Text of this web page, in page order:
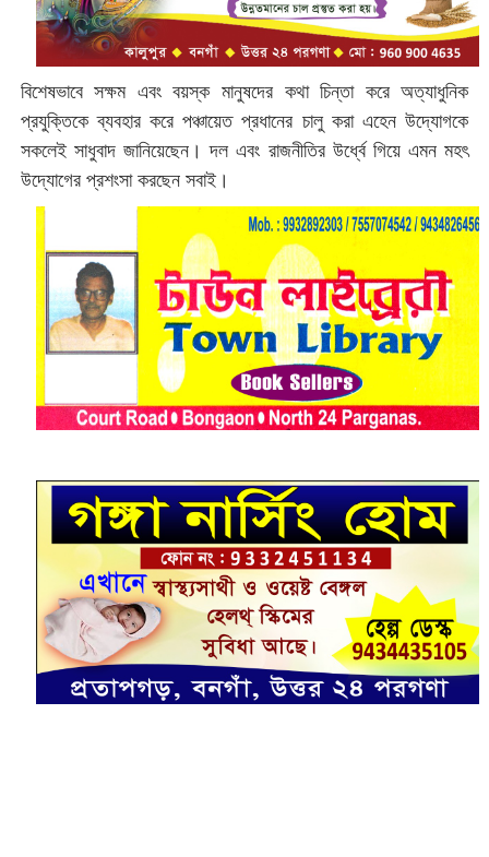
বিশেষভাবে সক্ষম এবং বয়স্ক মানুষদের কথা চিন্তা করে অত্যাধুনিক
প্রযুক্তিকে ব্যবহার করে পঞ্চায়েত প্রধানের চালু করা এহেন উদ্যোগকে
সকলেই সাধুবাদ জানিয়েছেন। দল এবং রাজনীতির উর্ধ্বে গিয়ে এমন মহৎ
উদ্যোগের প্রশংসা করছেন সবাই।